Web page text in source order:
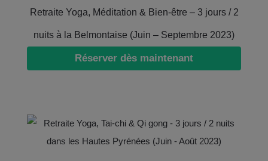
Retraite Yoga, Méditation & Bien-être – 3 jours / 2
nuits à la Belmontaise (Juin – Septembre 2023)
Réserver dès maintenant